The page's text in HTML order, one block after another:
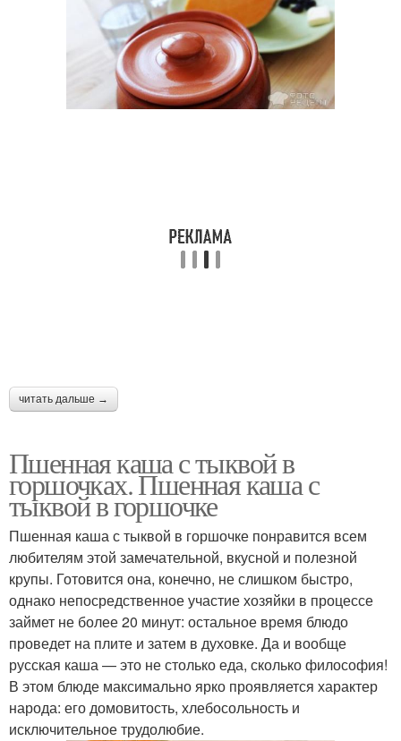
читать дальше →
Пшенная каша с тыквой в
горшочках. Пшенная каша с
тыквой в горшочке
Пшенная каша с тыквой в горшочке понравится всем
любителям этой замечательной, вкусной и полезной
крупы. Готовится она, конечно, не слишком быстро,
однако непосредственное участие хозяйки в процессе
займет не более 20 минут: остальное время блюдо
проведет на плите и затем в духовке. Да и вообще
русская каша — это не столько еда, сколько философия!
В этом блюде максимально ярко проявляется характер
народа: его домовитость, хлебосольность и
исключительное трудолюбие.